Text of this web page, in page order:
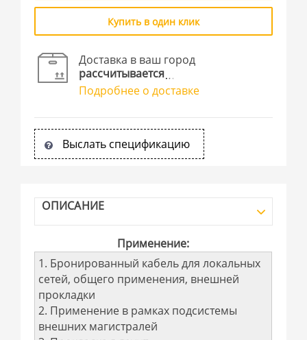
Купить в один клик
Доставка в ваш город
рассчитывается
Подробнее о доставке
Выслать спецификацию
ОПИСАНИЕ
Применение:
1. Бронированный кабель для локальных
сетей, общего применения, внешней
прокладки
2. Применение в рамках подсистемы
внешних магистралей